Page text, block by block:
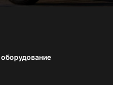
оборудование